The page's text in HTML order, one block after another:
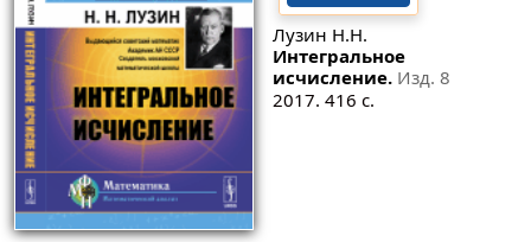
Лузин Н.Н.
Интегральное
исчисление. Изд. 8
2017. 416 с.